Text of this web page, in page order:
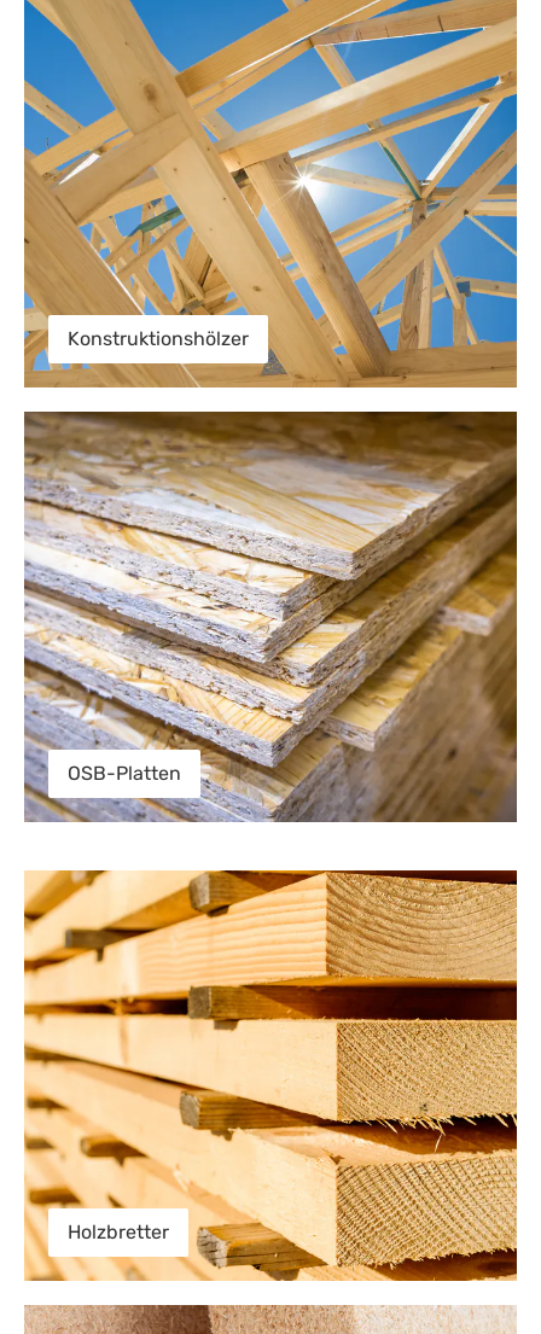
Konstruktionshölzer
OSB-Platten
OSB-Platten
Holzbretter
Holzbretter
Dämmung